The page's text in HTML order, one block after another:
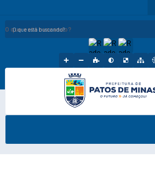
O que está buscando?